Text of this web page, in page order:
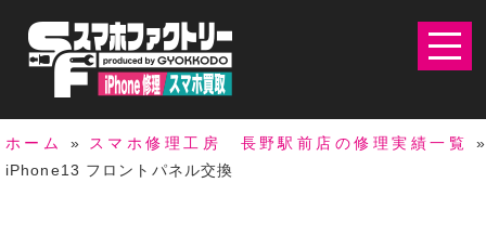
ホーム » スマホ修理工房 長野駅前店の修理実績一覧
»
iPhone13 フロントパネル交換